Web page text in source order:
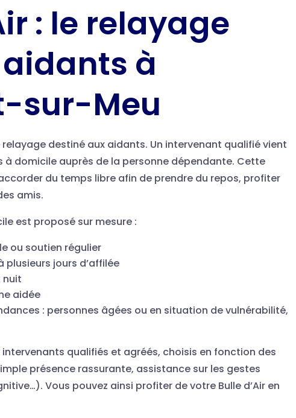
: le relayage
à
sur-Meu
relayage destiné aux aidants. Un intervenant qualifié vient
à domicile auprès de la personne dépendante. Cette
du temps libre afin de prendre du repos, profiter
amis.
est proposé sur mesure :
ou soutien régulier
plusieurs jours d’affilée
nuit
aidée
: personnes âgées ou en situation de vulnérabilité,
qualifiés et agréés, choisis en fonction des
présence rassurante, assistance sur les gestes
Vous pouvez ainsi profiter de votre Bulle d’Air en